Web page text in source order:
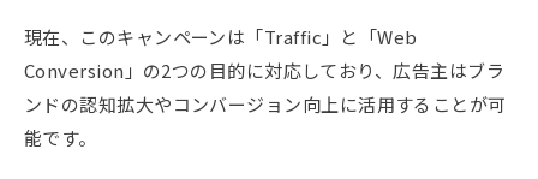
現在、このキャンペーンは「Traffic」と「Web
Conversion」の2つの目的に対応しており、広告主はブラ
ンドの認知拡大やコンバージョン向上に活用することが可
能です。